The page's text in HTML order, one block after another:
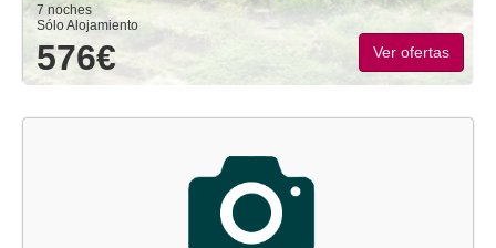
7 noches
Sólo Alojamiento
576€ Ver ofertas